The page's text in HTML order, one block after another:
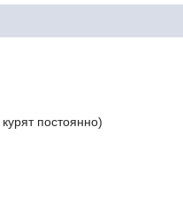
постоянно)